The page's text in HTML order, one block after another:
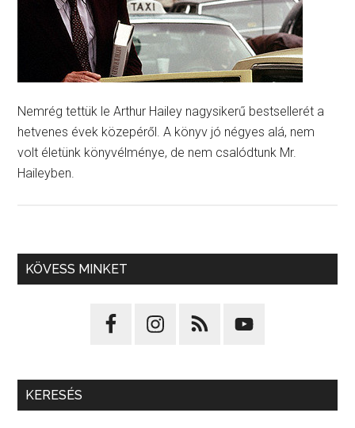
Nemrég tettük le Arthur Hailey nagysikerű bestsellerét a
hetvenes évek közepéről. A könyv jó négyes alá, nem
volt életünk könyvélménye, de nem csalódtunk Mr.
Haileyben.
KÖVESS MINKET
KERESÉS